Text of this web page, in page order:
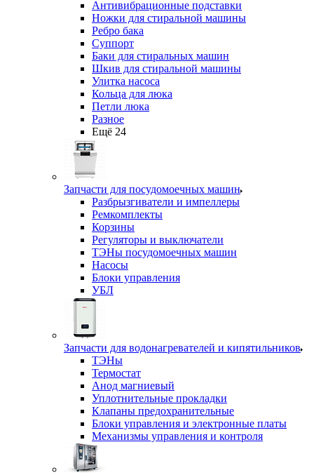
Антивибрационные подставки
Ножки для стиральной машины
Ребро бака
Суппорт
Баки для стиральных машин
Шкив для стиральной машины
Улитка насоса
Кольца для люка
Петли люка
Разное
Ещё 24
Запчасти для посудомоечных машин
Разбрызгиватели и импеллеры
Ремкомплекты
Корзины
Регуляторы и выключатели
ТЭНы посудомоечных машин
Насосы
Блоки управления
УБЛ
Запчасти для водонагревателей и кипятильников
ТЭНы
Термостат
Анод магниевый
Уплотнительные прокладки
Клапаны предохранительные
Блоки управления и электронные платы
Механизмы управления и контроля